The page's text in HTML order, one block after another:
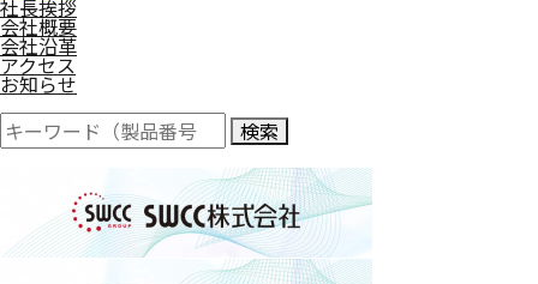
社長挨拶
会社概要
会社沿革
アクセス
お知らせ
検索